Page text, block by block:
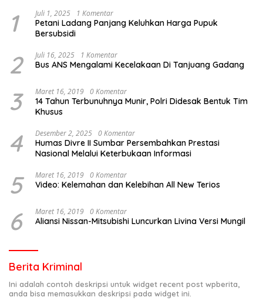
1 Juli 1, 2025 1 Komentar
Petani Ladang Panjang Keluhkan Harga Pupuk
Bersubsidi
2 Juli 16, 2025 1 Komentar
Bus ANS Mengalami Kecelakaan Di Tanjuang Gadang
3 Maret 16, 2019 0 Komentar
14 Tahun Terbunuhnya Munir, Polri Didesak Bentuk Tim
Khusus
4 Desember 2, 2025 0 Komentar
Humas Divre II Sumbar Persembahkan Prestasi
Nasional Melalui Keterbukaan Informasi
5 Maret 16, 2019 0 Komentar
Video: Kelemahan dan Kelebihan All New Terios
6 Maret 16, 2019 0 Komentar
Aliansi Nissan-Mitsubishi Luncurkan Livina Versi Mungil
Berita Kriminal
Ini adalah contoh deskripsi untuk widget recent post wpberita,
anda bisa memasukkan deskripsi pada widget ini.